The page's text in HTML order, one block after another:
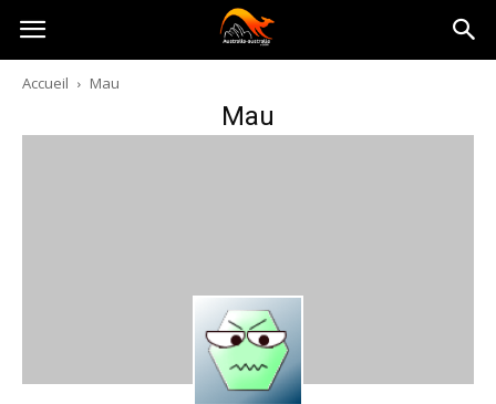
Australia-
australie.com
Accueil Mau
Mau